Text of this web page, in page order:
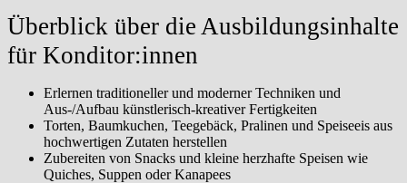
Überblick über die Ausbildungsinhalte
für Konditor:innen
Erlernen traditioneller und moderner Techniken und
Aus-/Aufbau künstlerisch-kreativer Fertigkeiten
Torten, Baumkuchen, Teegebäck, Pralinen und Speiseeis aus
hochwertigen Zutaten herstellen
Zubereiten von Snacks und kleine herzhafte Speisen wie
Quiches, Suppen oder Kanapees